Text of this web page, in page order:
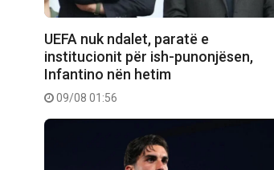
UEFA nuk ndalet, paratë e
institucionit për ish-punonjësen,
Infantino nën hetim
09/08 01:56